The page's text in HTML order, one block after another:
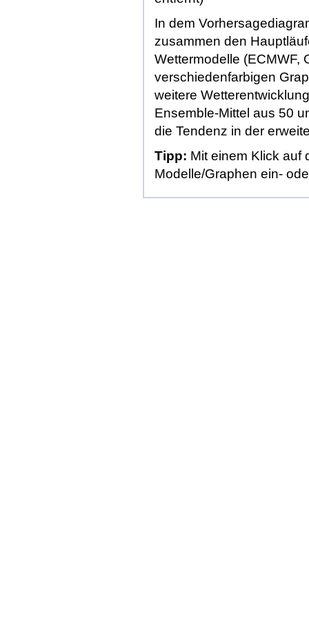
In dem
zusammen den
Wettermodelle (ECMWF,
verschiedenfarbigen
weitere
Ensemble-Mittel aus 50
die Tendenz in der
Tipp: Mit einem Klick auf
Modelle/Graphen ein-